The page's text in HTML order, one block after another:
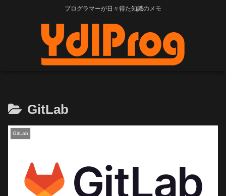
プログラマーが日々得た知識のメモ
GitLab
GitLab